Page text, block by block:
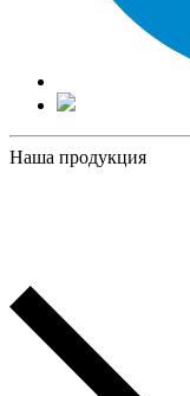
Наша продукция